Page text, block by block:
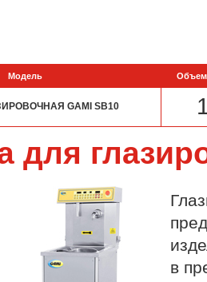
Модель Объем
GAMI SB10
для
в